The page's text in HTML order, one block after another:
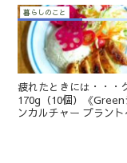
暮らしのこと
疲れたときには・・
170g（10個）《
ンカルチャー プラン